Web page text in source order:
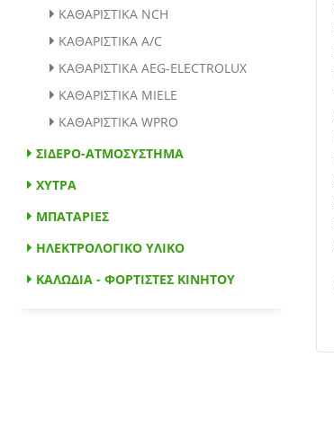
ΚΑΘΑΡΙΣΤΙΚΑ NCH
ΚΑΘΑΡΙΣΤΙΚΑ A/C
ΚΑΘΑΡΙΣΤΙΚΑ AEG-ELECTROLUX
ΚΑΘΑΡΙΣΤΙΚΑ MIELE
ΚΑΘΑΡΙΣΤΙΚΑ WPRO
ΣΙΔΕΡΟ-ΑΤΜΟΣΥΣΤΗΜΑ
ΧΥΤΡΑ
ΜΠΑΤΑΡΙΕΣ
ΗΛΕΚΤΡΟΛΟΓΙΚΟ ΥΛΙΚΟ
ΚΑΛΩΔΙΑ - ΦΟΡΤΙΣΤΕΣ ΚΙΝΗΤΟΥ